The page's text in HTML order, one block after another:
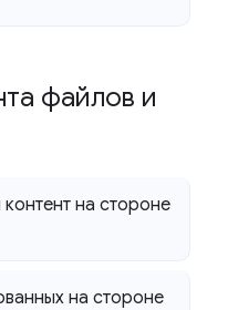
файлов и
на стороне
на стороне